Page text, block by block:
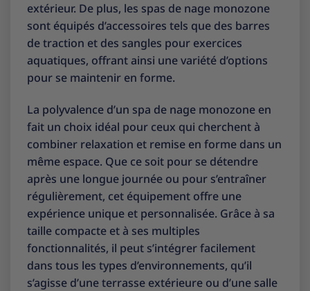
extérieur. De plus, les spas de nage monozone
sont équipés d’accessoires tels que des barres
de traction et des sangles pour exercices
aquatiques, offrant ainsi une variété d’options
pour se maintenir en forme.
La polyvalence d’un spa de nage monozone en
fait un choix idéal pour ceux qui cherchent à
combiner relaxation et remise en forme dans un
même espace. Que ce soit pour se détendre
après une longue journée ou pour s’entraîner
régulièrement, cet équipement offre une
expérience unique et personnalisée. Grâce à sa
taille compacte et à ses multiples
fonctionnalités, il peut s’intégrer facilement
dans tous les types d’environnements, qu’il
s’agisse d’une terrasse extérieure ou d’une salle